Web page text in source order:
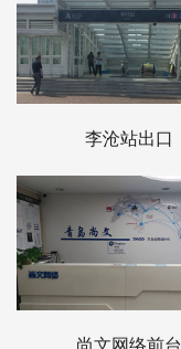
李沧站出口